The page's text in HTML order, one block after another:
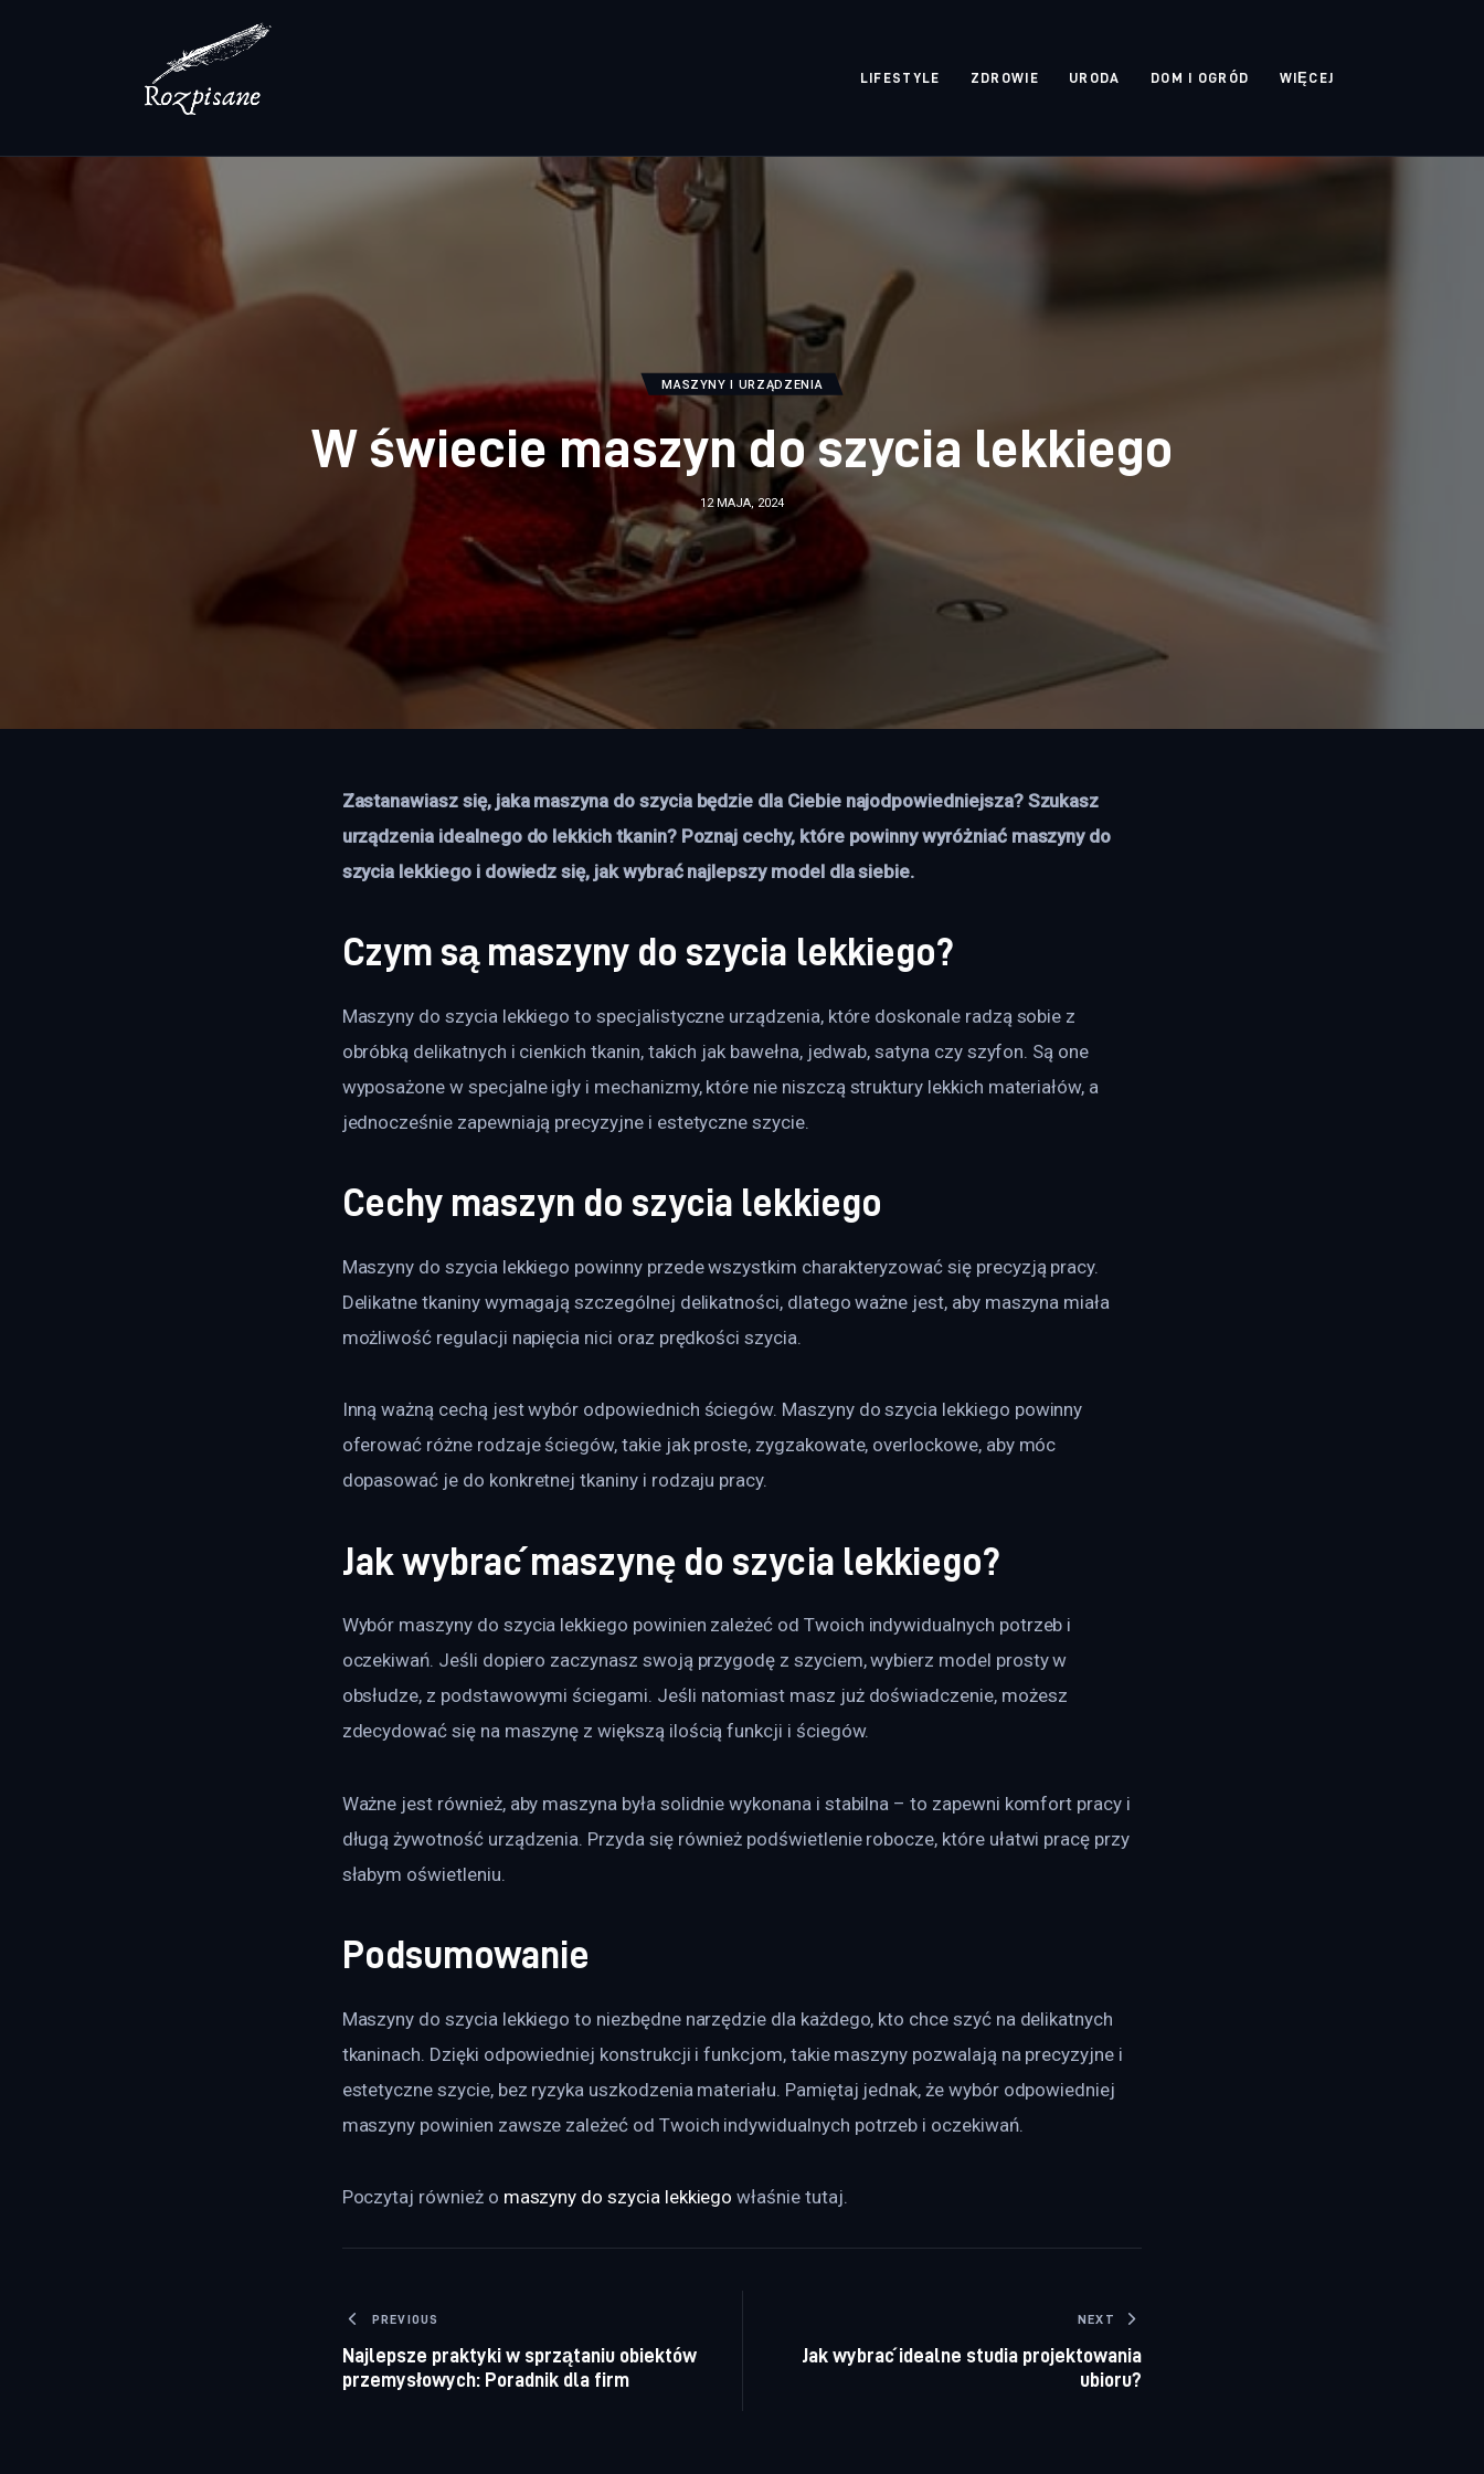
LIFESTYLE ZDROWIE URODA DOM I OGRÓD WIĘCEJ
MASZYNY I URZĄDZENIA
W świecie maszyn do szycia lekkiego
12 MAJA, 2024
Zastanawiasz się, jaka maszyna do szycia będzie dla Ciebie najodpowiedniejsza? Szukasz
urządzenia idealnego do lekkich tkanin? Poznaj cechy, które powinny wyróżniać maszyny do
szycia lekkiego i dowiedz się, jak wybrać najlepszy model dla siebie.
Czym są maszyny do szycia lekkiego?
Maszyny do szycia lekkiego to specjalistyczne urządzenia, które doskonale radzą sobie z
obróbką delikatnych i cienkich tkanin, takich jak bawełna, jedwab, satyna czy szyfon. Są one
wyposażone w specjalne igły i mechanizmy, które nie niszczą struktury lekkich materiałów, a
jednocześnie zapewniają precyzyjne i estetyczne szycie.
Cechy maszyn do szycia lekkiego
Maszyny do szycia lekkiego powinny przede wszystkim charakteryzować się precyzją pracy.
Delikatne tkaniny wymagają szczególnej delikatności, dlatego ważne jest, aby maszyna miała
możliwość regulacji napięcia nici oraz prędkości szycia.
Inną ważną cechą jest wybór odpowiednich ściegów. Maszyny do szycia lekkiego powinny
oferować różne rodzaje ściegów, takie jak proste, zygzakowate, overlockowe, aby móc
dopasować je do konkretnej tkaniny i rodzaju pracy.
Jak wybrać maszynę do szycia lekkiego?
Wybór maszyny do szycia lekkiego powinien zależeć od Twoich indywidualnych potrzeb i
oczekiwań. Jeśli dopiero zaczynasz swoją przygodę z szyciem, wybierz model prosty w
obsłudze, z podstawowymi ściegami. Jeśli natomiast masz już doświadczenie, możesz
zdecydować się na maszynę z większą ilością funkcji i ściegów.
Ważne jest również, aby maszyna była solidnie wykonana i stabilna – to zapewni komfort pracy i
długą żywotność urządzenia. Przyda się również podświetlenie robocze, które ułatwi pracę przy
słabym oświetleniu.
Podsumowanie
Maszyny do szycia lekkiego to niezbędne narzędzie dla każdego, kto chce szyć na delikatnych
tkaninach. Dzięki odpowiedniej konstrukcji i funkcjom, takie maszyny pozwalają na precyzyjne i
estetyczne szycie, bez ryzyka uszkodzenia materiału. Pamiętaj jednak, że wybór odpowiedniej
maszyny powinien zawsze zależeć od Twoich indywidualnych potrzeb i oczekiwań.
Poczytaj również o maszyny do szycia lekkiego właśnie tutaj.
Nawigacja wpisu
PREVIOUS
Najlepsze praktyki w sprzątaniu obiektów
przemysłowych: Poradnik dla firm
NEXT
Jak wybrać idealne studia projektowania
ubioru?